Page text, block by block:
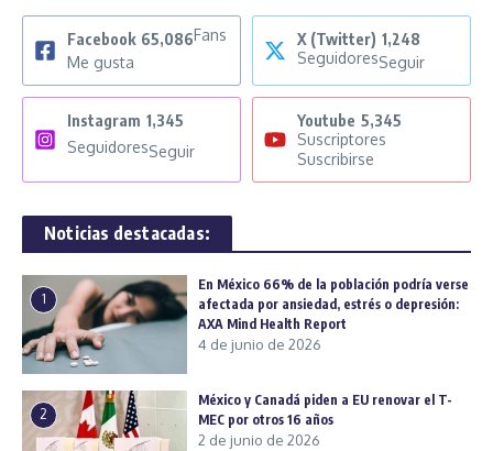
Facebook 65,086Fans
Me gusta
X (Twitter) 1,248
SeguidoresSeguir
Instagram 1,345
SeguidoresSeguir
Youtube 5,345
Suscriptores
Suscribirse
Noticias destacadas:
1
En México 66% de la población podría verse
afectada por ansiedad, estrés o depresión:
AXA Mind Health Report
4 de junio de 2026
2
México y Canadá piden a EU renovar el T-
MEC por otros 16 años
2 de junio de 2026